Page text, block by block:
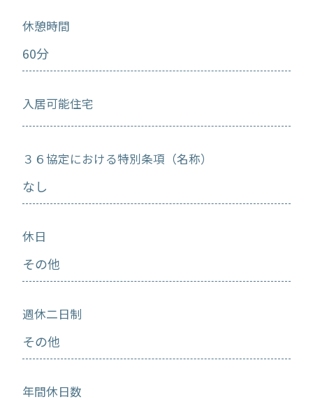
休憩時間
60分
入居可能住宅
３６協定における特別条項（名称）
なし
休日
その他
週休二日制
その他
年間休日数